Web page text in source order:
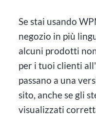
Se stai usando
negozio in più
alcuni prodotti
per i tuoi clienti
passano a una
sito, anche se gli
visualizzati